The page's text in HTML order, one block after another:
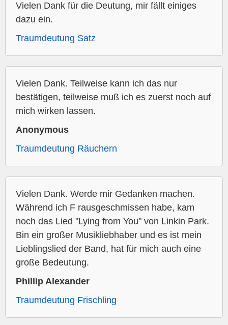
Vielen Dank für die Deutung, mir fällt einiges
dazu ein.
Traumdeutung Satz
Vielen Dank. Teilweise kann ich das nur
bestätigen, teilweise muß ich es zuerst noch auf
mich wirken lassen.
Anonymous
Traumdeutung Räuchern
Vielen Dank. Werde mir Gedanken machen.
Während ich F rausgeschmissen habe, kam
noch das Lied "Lying from You" von Linkin Park.
Bin ein großer Musikliebhaber und es ist mein
Lieblingslied der Band, hat für mich auch eine
große Bedeutung.
Phillip Alexander
Traumdeutung Frischling